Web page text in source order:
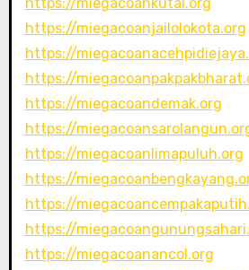
https://miegacoankutai.org
https://miegacoanjailolokota.org
https://
https://
https://miegacoandemak.org
https://
https://miegacoanlimapuluh.org
https://
https://
https://
https://miegacoanancol.org